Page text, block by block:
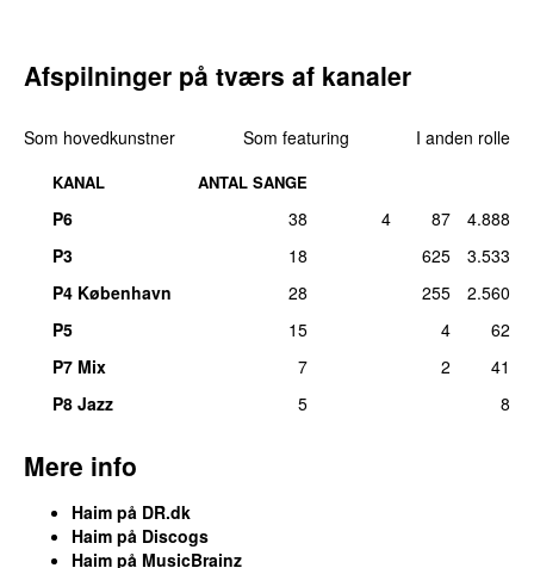
Afspilninger på tværs af kanaler
Som hovedkunstner Som featuring I anden rolle
KANAL ANTAL SANGE
P6 38 4 87
4.888
P3
18 625
3.533
P4 København
28 255
2.560
P5
15 4
62
P7 Mix
7 2
41
P8 Jazz
5 8
Mere info
Haim på DR.dk
Haim på Discogs
Haim på MusicBrainz